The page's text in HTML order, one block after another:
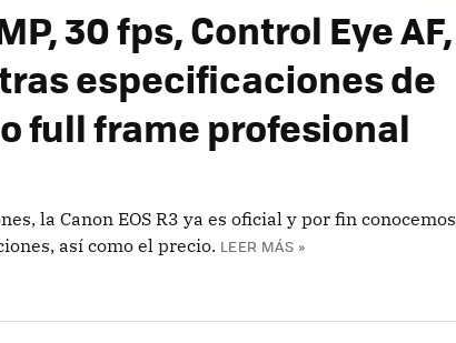
30 fps, Control Eye AF,
especificaciones de
full frame profesional
la Canon EOS R3 ya es oficial y por fin conocemos
así como el precio. LEER MÁS »